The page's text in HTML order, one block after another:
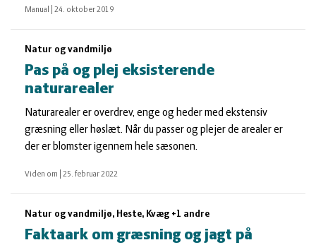
Manual 24. oktober 2019
Natur og vandmiljø
Pas på og plej eksisterende
naturarealer
Naturarealer er overdrev, enge og heder med ekstensiv
græsning eller høslæt. Når du passer og plejer de arealer er
der er blomster igennem hele sæsonen.
Viden om 25. februar 2022
Natur og vandmiljø, Heste, Kvæg +1 andre
Faktaark om græsning og jagt på